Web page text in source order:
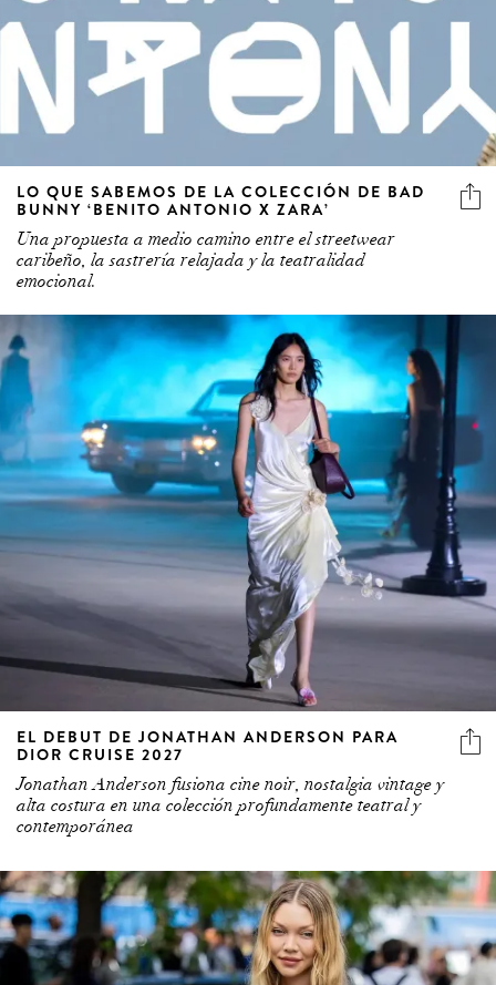
LO QUE SABEMOS DE LA COLECCIÓN DE BAD
BUNNY ‘BENITO ANTONIO X ZARA’
Una propuesta a medio camino entre el streetwear
caribeño, la sastrería relajada y la teatralidad
emocional.
EL DEBUT DE JONATHAN ANDERSON PARA
DIOR CRUISE 2027
Jonathan Anderson fusiona cine noir, nostalgia vintage y
alta costura en una colección profundamente teatral y
contemporánea